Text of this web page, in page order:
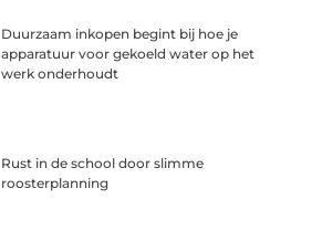
Duurzaam inkopen begint bij hoe je
apparatuur voor gekoeld water op het
werk onderhoudt
Rust in de school door slimme
roosterplanning